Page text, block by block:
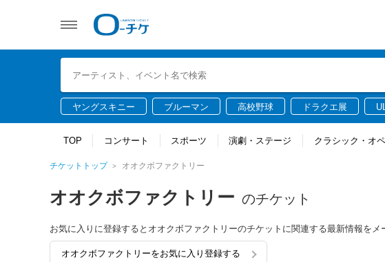
ヤングスキニー ブルーマン 高校野球 ドラクエ展
TOP コンサート スポーツ 演劇・ステージ クラシック・オ
チケットトップ オオクボファクトリー
オオクボファクトリー のチケット
お気に入りに登録するとオオクボファクトリーのチケットに関連する最新情報をメ
オオクボファクトリーをお気に入り登録する